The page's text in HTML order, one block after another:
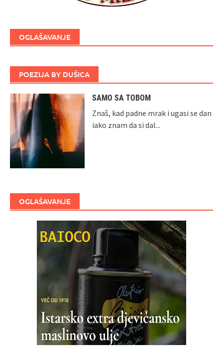
OGLAŠAVANJE
POEZIJA BY DUŠICA
SAMO SA TOBOM
Znaš, kad padne mrak i ugasi se dan
iako znam da si dal...
OGLAŠAVANJE